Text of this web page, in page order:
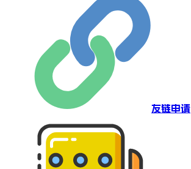
友链申请